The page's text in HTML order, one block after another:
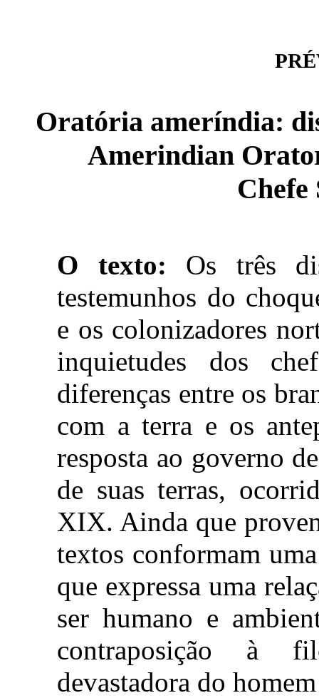
Oratória ameríndia:
Amerindian
Chefe
O texto: Os três
testemunhos do
e os colonizadores
inquietudes dos
diferenças entre os
com a terra e os
resposta ao governo
de suas terras,
XIX. Ainda que
textos conformam
que expressa uma
ser humano e
contraposição à
devastadora do